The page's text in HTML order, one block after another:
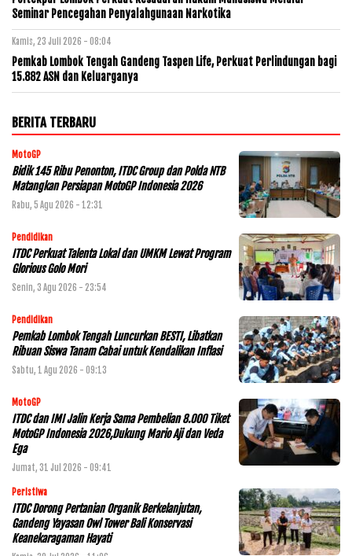
Seminar Pencegahan Penyalahgunaan Narkotika
Kamis, 23 Juli 2026 - 08:04
Pemkab Lombok Tengah Gandeng Taspen Life, Perkuat Perlindungan bagi
15.882 ASN dan Keluarganya
BERITA TERBARU
MotoGP
Bidik 145 Ribu Penonton, ITDC Group dan Polda NTB
Matangkan Persiapan MotoGP Indonesia 2026
Rabu, 5 Agu 2026 - 12:31
Pendidikan
ITDC Perkuat Talenta Lokal dan UMKM Lewat Program
Glorious Golo Mori
Senin, 3 Agu 2026 - 23:54
Pendidikan
Pemkab Lombok Tengah Luncurkan BESTI, Libatkan
Ribuan Siswa Tanam Cabai untuk Kendalikan Inflasi
Sabtu, 1 Agu 2026 - 09:13
MotoGP
ITDC dan IMI Jalin Kerja Sama Pembelian 8.000 Tiket
MotoGP Indonesia 2026,Dukung Mario Aji dan Veda
Ega
Jumat, 31 Jul 2026 - 09:41
Peristiwa
ITDC Dorong Pertanian Organik Berkelanjutan,
Gandeng Yayasan Owl Tower Bali Konservasi
Keanekaragaman Hayati